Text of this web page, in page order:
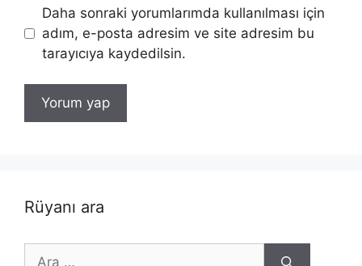
Daha sonraki yorumlarımda kullanılması için
adım, e-posta adresim ve site adresim bu
tarayıcıya kaydedilsin.
Rüyanı ara
için